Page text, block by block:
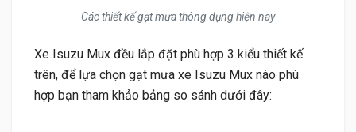
Các thiết kế gạt mưa thông dụng hiện nay
Xe Isuzu Mux đều lắp đặt phù hợp 3 kiểu thiết kế
trên, để lựa chọn gạt mưa xe Isuzu Mux nào phù
hợp bạn tham khảo bảng so sánh dưới đây: